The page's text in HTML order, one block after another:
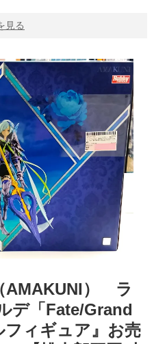
見る
AMAKUNI） ラ
デ「Fate/Grand
ィギュア』お売